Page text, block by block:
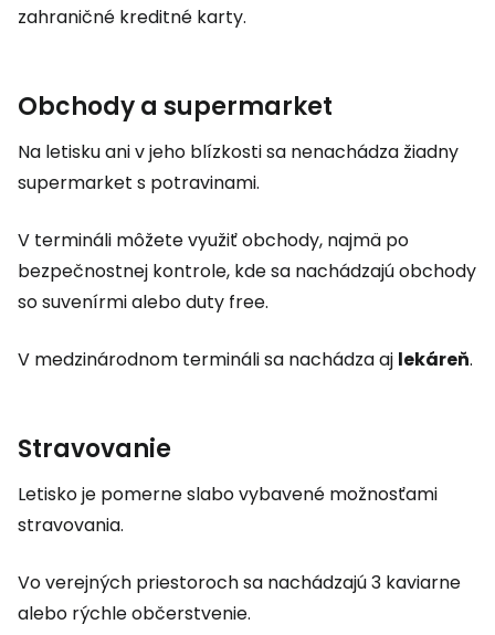
zahraničné kreditné karty.
Obchody a supermarket
Na letisku ani v jeho blízkosti sa nenachádza žiadny
supermarket s potravinami.
V termináli môžete využiť obchody, najmä po
bezpečnostnej kontrole, kde sa nachádzajú obchody
so suvenírmi aleboduty free.
V medzinárodnom termináli sa nachádza aj lekáreň.
Stravovanie
Letisko je pomerne slabo vybavené možnosťami
stravovania.
Vo verejných priestoroch sa nachádzajú 3 kaviarne
alebo rýchle občerstvenie.